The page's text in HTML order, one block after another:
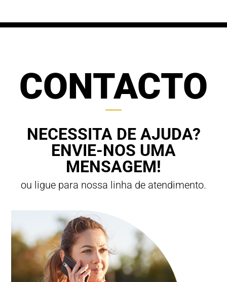
CONTACTO
NECESSITA DE AJUDA?
ENVIE-NOS UMA
MENSAGEM!
ou ligue para nossa linha de atendimento.